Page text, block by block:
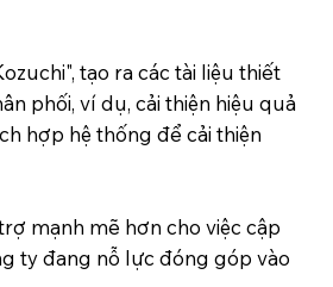
tạo ra các tài liệu thiết
phối, ví dụ, cải thiện hiệu quả
hợp hệ thống để cải thiện
mạnh mẽ hơn cho việc cập
ty đang nỗ lực đóng góp vào